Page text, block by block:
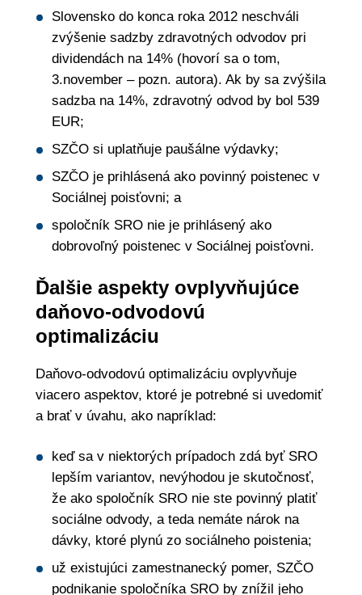
Slovensko do konca roka 2012 neschváli
zvýšenie sadzby zdravotných odvodov pri
dividendách na 14% (hovorí sa o tom,
3.november – pozn. autora). Ak by sa zvýšila
sadzba na 14%, zdravotný odvod by bol 539
EUR;
SZČO si uplatňuje paušálne výdavky;
SZČO je prihlásená ako povinný poistenec v
Sociálnej poisťovni; a
spoločník SRO nie je prihlásený ako
dobrovoľný poistenec v Sociálnej poisťovni.
Ďalšie aspekty ovplyvňujúce
daňovo-odvodovú
optimalizáciu
Daňovo-odvodovú optimalizáciu ovplyvňuje
viacero aspektov, ktoré je potrebné si uvedomiť
a brať v úvahu, ako napríklad:
keď sa v niektorých prípadoch zdá byť SRO
lepším variantov, nevýhodou je skutočnosť,
že ako spoločník SRO nie ste povinný platiť
sociálne odvody, a teda nemáte nárok na
dávky, ktoré plynú zo sociálneho poistenia;
už existujúci zamestnanecký pomer, SZČO
podnikanie spoločníka SRO by znížil jeho